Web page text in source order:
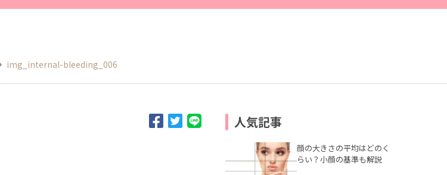
img_internal-bleeding_006
人気記事
顔の大きさの平均はどのく
らい？小顔の基準も解説